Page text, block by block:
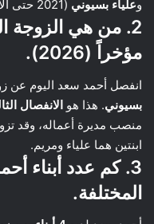
وعلياء بسيوني (2021 حتى الآن، مع 3 حالات انفصال).
2. من هي الزوجة
مؤخراً (2026).
انفصل أحمد سعد اليوم عن
بسيوني. هذا هو الانفصال
ابنتين هما علياء ومريم.
3. كم عدد أبناء
المختلفة.